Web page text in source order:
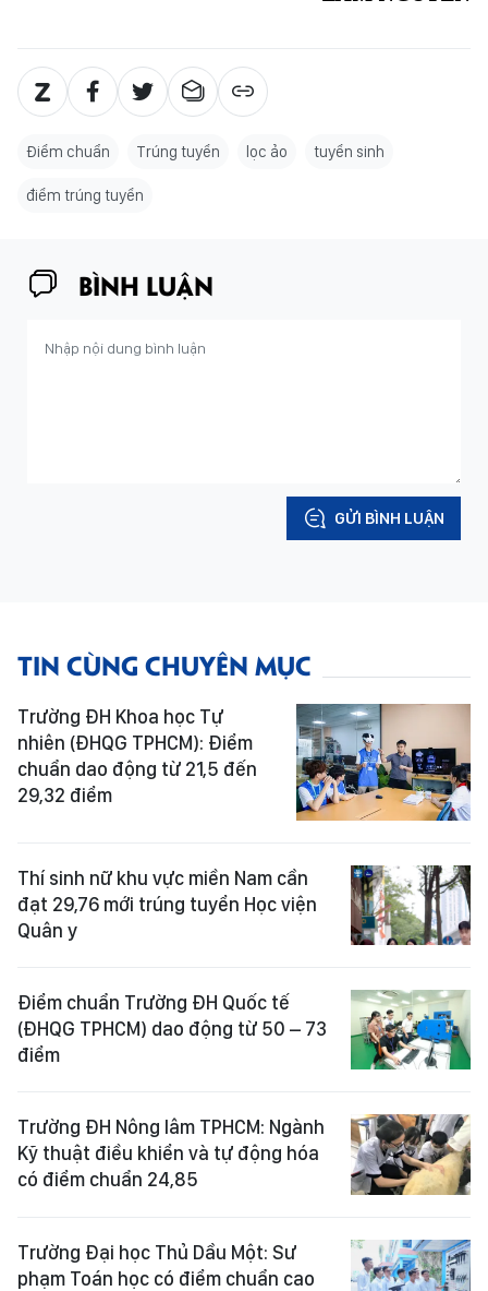
Điểm chuẩn Trúng tuyển lọc ảo tuyển sinh
điểm trúng tuyển
BÌNH LUẬN
GỬI BÌNH LUẬN
TIN CÙNG CHUYÊN MỤC
Trường ĐH Khoa học Tự
nhiên (ĐHQG TPHCM): Điểm
chuẩn dao động từ 21,5 đến
29,32 điểm
Thí sinh nữ khu vực miền Nam cần
đạt 29,76 mới trúng tuyển Học viện
Quân y
Điểm chuẩn Trường ĐH Quốc tế
(ĐHQG TPHCM) dao động từ 50 – 73
điểm
Trường ĐH Nông lâm TPHCM: Ngành
Kỹ thuật điều khiển và tự động hóa
có điểm chuẩn 24,85
Trường Đại học Thủ Dầu Một: Sư
phạm Toán học có điểm chuẩn cao